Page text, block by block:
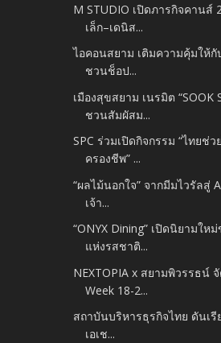
M STUDIO เปิดภารกิจคานส์
เล็ก–เดนิส...
ไอคอนสยาม เติมความคุ้มให้กั
ชวนช็อป...
เมืองสุขสยาม เนรมิต “SOOK
ชวนสัมผัสม...
SPC ร่วมเปิดกิจกรรม “ไทยช่
ครองชีพ” ...
“ผลไม้นอกใจ” จากมีมไวรัลสู่
เจ้า...
“ONYX Dining” เปิดนิยามใ
แห่งรสชาติ...
NEXTOPIA x สยามพิวรรธน์
Week 18-2...
สถาบันบริหารธุรกิจไทย ดันเ
เอเช...